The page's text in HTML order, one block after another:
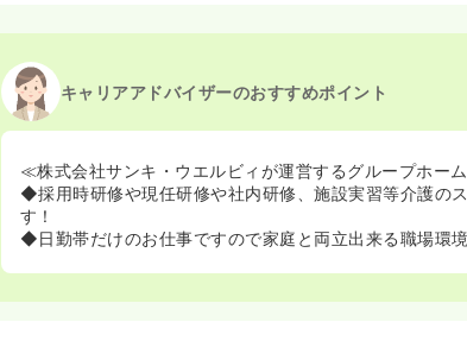
キャリアアドバイザーのおすすめポイント
≪株式会社サンキ・ウエルビィが運営するグループホー
◆採用時研修や現任研修や社内研修、施設実習等介護の
す！
◆日勤帯だけのお仕事ですので家庭と両立出来る職場環境